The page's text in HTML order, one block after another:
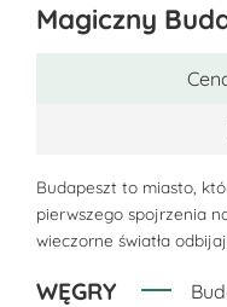
produkt
można
wybrać
na
stronie
Magiczny
Budapeszt to miasto,
pierwszego spojrzenia
wieczorne światła
WĘGRY